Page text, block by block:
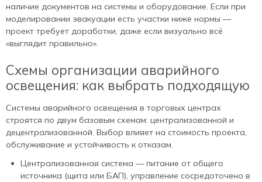
наличие документов на системы и оборудование. Если при
моделировании эвакуации есть участки ниже нормы —
проект требует доработки, даже если визуально всё
«выглядит правильно».
Схемы организации аварийного
освещения: как выбрать подходящую
Системы аварийного освещения в торговых центрах
строятся по двум базовым схемам: централизованной и
децентрализованной. Выбор влияет на стоимость проекта,
обслуживание и устойчивость к отказам.
Централизованная система — питание от общего
источника (щита или БАП), управление сосредоточено в